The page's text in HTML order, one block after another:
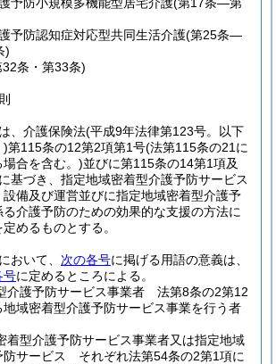
予防認知症対応型共同生活介護(第25条―
)
32条・第33条)
、介護保険法(平成9年法律第123号。以下
)第115条の12第2項第1号(法第115条の21に
合を含む。)並びに第115条の14第1項及
基づき、指定地域密着型介護予防サービス
備及び運営並びに指定地域密着型介護予
介護予防のための効果的な支援の方法に
めるものとする。
おいて、 次の各号に掲げる用語の意義は、
号に定めるところによる。
介護予防サービス事業者 法第8条の2第12
域密着型介護予防サービス事業を行う者
着型介護予防サービス事業者又は指定地域
防サービス それぞれ法第54条の2第1項に